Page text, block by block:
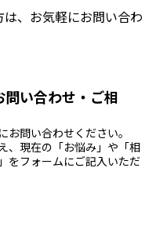
、お気軽にお問い合わ
問い合わせ・ご相
お問い合わせください。
、現在の「お悩み」や「相
をフォームにご記入いただ